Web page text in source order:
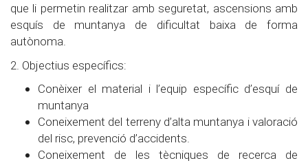
que li permetin realitzar amb seguretat, ascensions amb
esquís de muntanya de dificultat baixa de forma
autònoma.
2. Objectius específics:
Conèixer el material i l’equip específic d’esquí de
muntanya
Coneixement del terreny d’alta muntanya i valoració
del risc, prevenció d’accidents.
Coneixement de les tècniques de recerca de